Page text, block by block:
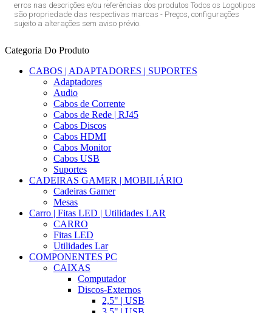
erros nas descrições e/ou referências dos produtos Todos os Logotipos
são propriedade das respectivas marcas - Preços, configurações
sujeito a alterações sem aviso prévio.
Categoria Do Produto
CABOS | ADAPTADORES | SUPORTES
Adaptadores
Audio
Cabos de Corrente
Cabos de Rede | RJ45
Cabos Discos
Cabos HDMI
Cabos Monitor
Cabos USB
Suportes
CADEIRAS GAMER | MOBILIÁRIO
Cadeiras Gamer
Mesas
Carro | Fitas LED | Utilidades LAR
CARRO
Fitas LED
Utilidades Lar
COMPONENTES PC
CAIXAS
Computador
Discos-Externos
2,5" | USB